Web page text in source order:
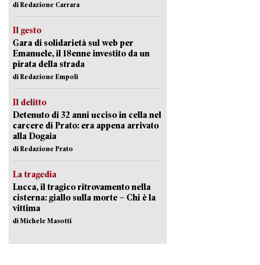
di Redazione Carrara
Il gesto
Gara di solidarietà sul web per
Emanuele, il 18enne investito da un
pirata della strada
di Redazione Empoli
Il delitto
Detenuto di 32 anni ucciso in cella nel
carcere di Prato: era appena arrivato
alla Dogaia
di Redazione Prato
La tragedia
Lucca, il tragico ritrovamento nella
cisterna: giallo sulla morte – Chi è la
vittima
di Michele Masotti